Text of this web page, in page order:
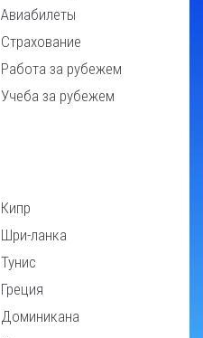
Авиабилеты
Страхование
Работа за рубежем
Учеба за рубежем
Кипр
Шри-ланка
Тунис
Греция
Доминикана